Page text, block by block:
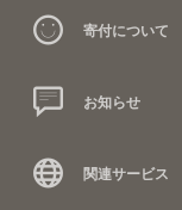
寄付について
お知らせ
関連サービス